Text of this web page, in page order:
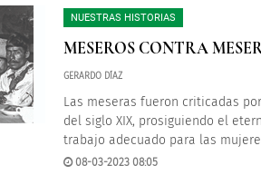
NUESTRAS HISTORIAS
MESEROS CONTRA
GERARDO DÍAZ
Las meseras fueron criticadas
del siglo XIX, prosiguiendo el
trabajo adecuado para las
08-03-2023 08:05